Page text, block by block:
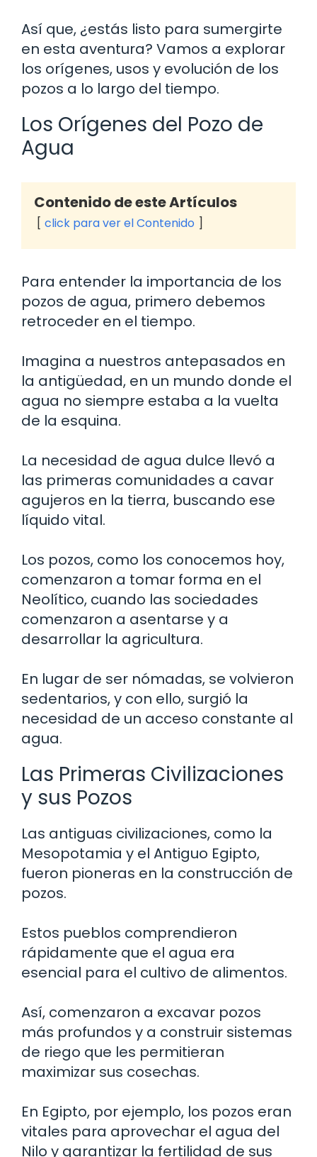
Así que, ¿estás listo para sumergirte
en esta aventura? Vamos a explorar
los orígenes, usos y evolución de los
pozos a lo largo del tiempo.
Los Orígenes del Pozo de
Agua
Contenido de este Artículos
click para ver el Contenido
Para entender la importancia de los
pozos de agua, primero debemos
retroceder en el tiempo.
Imagina a nuestros antepasados en
la antigüedad, en un mundo donde el
agua no siempre estaba a la vuelta
de la esquina.
La necesidad de agua dulce llevó a
las primeras comunidades a cavar
agujeros en la tierra, buscando ese
líquido vital.
Los pozos, como los conocemos hoy,
comenzaron a tomar forma en el
Neolítico, cuando las sociedades
comenzaron a asentarse y a
desarrollar la agricultura.
En lugar de ser nómadas, se volvieron
sedentarios, y con ello, surgió la
necesidad de un acceso constante al
agua.
Las Primeras Civilizaciones
y sus Pozos
Las antiguas civilizaciones, como la
Mesopotamia y el Antiguo Egipto,
fueron pioneras en la construcción de
pozos.
Estos pueblos comprendieron
rápidamente que el agua era
esencial para el cultivo de alimentos.
Así, comenzaron a excavar pozos
más profundos y a construir sistemas
de riego que les permitieran
maximizar sus cosechas.
En Egipto, por ejemplo, los pozos eran
vitales para aprovechar el agua del
Nilo y garantizar la fertilidad de sus